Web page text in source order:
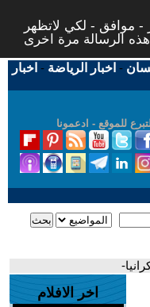
- موافق - لكي لاتظهر
- اخبار الرياضة - اخبار
للموقع - ادعمونا
اخر الافلام